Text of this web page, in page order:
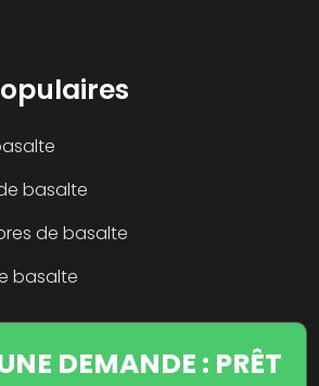
basalte
de basalte
basalte
DEMANDE : PRÊT